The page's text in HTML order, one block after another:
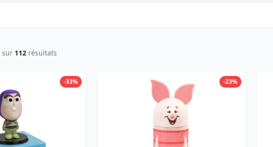
sur 112 résultats
-33% -23%